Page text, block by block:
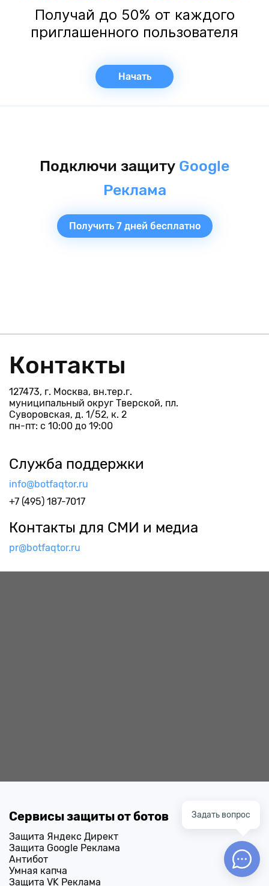
Получай до 50% от каждого
приглашенного пользователя
Начать
Подключи защиту Google
Реклама
Получить 7 дней бесплатно
Контакты
127473, г. Москва, вн.тер.г.
муниципальный округ Тверской, пл.
Суворовская, д. 1/52, к. 2
пн-пт: с 10:00 до 19:00
Служба поддержки
info@botfaqtor.ru
+7 (495) 187-7017
Контакты для СМИ и медиа
pr@botfaqtor.ru
Сервисы защиты от ботов
Защита Яндекс Директ
Защита Google Реклама
Антибот
Умная капча
Защита VK Реклама
Задать вопрос